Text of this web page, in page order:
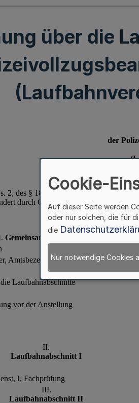
über die
Cookie-
Auf dieser Seite werden
oder nur solchen, die für
die
Nur notwendige Cookies